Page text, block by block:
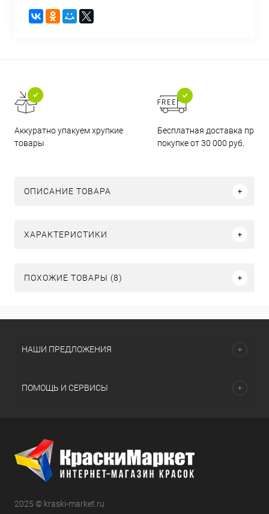
Аккуратно упакуем хрупкие
товары
Бесплатная доставка при
покупке от 30 000 руб.
ОПИСАНИЕ ТОВАРА
ХАРАКТЕРИСТИКИ
ПОХОЖИЕ ТОВАРЫ (8)
НАШИ ПРЕДЛОЖЕНИЯ
ПОМОЩЬ И СЕРВИСЫ
2025 © kraski-market.ru